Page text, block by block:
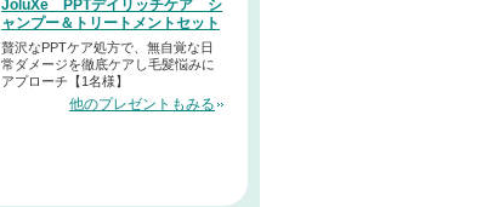
JoluXe PPTデイリッチケア シ
ャンプー＆トリートメントセット
贅沢なPPTケア処方で、無自覚な日
常ダメージを徹底ケアし毛髪悩みに
アプローチ【1名様】
他のプレゼントもみる